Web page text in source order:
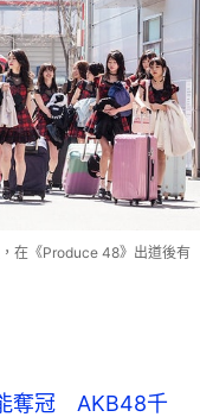
在《Produce 48》出道後有
奪冠　AKB48千